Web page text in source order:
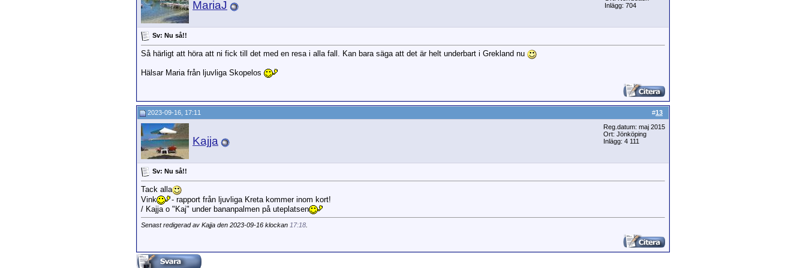
MariaJ
Inlägg: 704
Sv: Nu så!!
Så härligt att höra att ni fick till det med en resa i alla fall. Kan bara säga att det är helt underbart i Grekland nu
Hälsar Maria från ljuvliga Skopelos
#13
2023-09-16, 17:11
Kajja
Reg.datum: maj 2015
Ort: Jönköping
Inlägg: 4 111
Sv: Nu så!!
Tack alla
Vink
- rapport från ljuvliga Kreta kommer inom kort!
/ Kajja o "Kaj" under bananpalmen på uteplatsen
Senast redigerad av Kajja den 2023-09-16 klockan 17:18